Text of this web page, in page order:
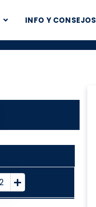
INFO Y CONSEJOS